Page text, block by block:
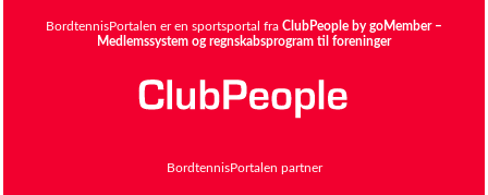
BordtennisPortalen er en sportsportal fra ClubPeople by goMember –
Medlemssystem og regnskabsprogram til foreninger
BordtennisPortalen partner